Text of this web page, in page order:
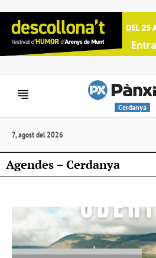
Cerdanya
7, agost del 2026
Agendes – Cerdanya